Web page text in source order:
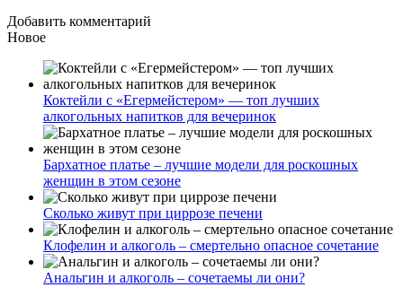
Добавить комментарий
Новое
Коктейли с «Егермейстером» — топ лучших
алкогольных напитков для вечеринок
Бархатное платье – лучшие модели для роскошных
женщин в этом сезоне
Сколько живут при циррозе печени
Клофелин и алкоголь – смертельно опасное сочетание
Анальгин и алкоголь – сочетаемы ли они?